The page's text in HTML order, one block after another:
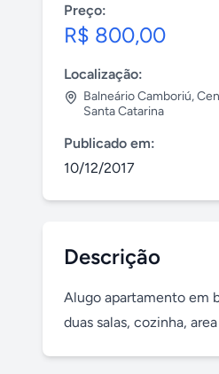
Preço:
R$ 800,00
Localização:
Balneário Camboriú,
Santa Catarina
Publicado em:
10/12/2017
Descrição
Alugo apartamento em
duas salas, cozinha,